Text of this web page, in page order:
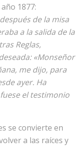
1877:
de la misa
a la salida de la
Reglas,
«Monseñor
me dijo, para
ayer. Ha
el testimonio
se convierte en
a las raíces y